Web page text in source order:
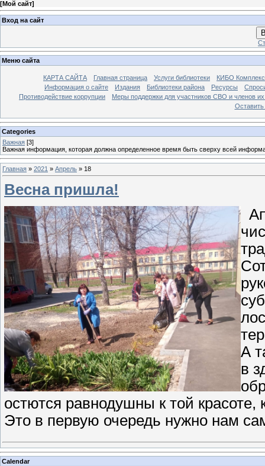
[Мой сайт]
Вход на сайт
Меню сайта
КАРТА САЙТА Главная страница Услуги библиотеки
КИБО
Информация о сайте
Издания Библиотеки района Ресурсы
Противодействие коррупции
Меры поддержки для участников СВО и членов
Оставить
Categories
Важная [3]
Важная информация, которая должна определенное время быть сверху всей
Главная » 2021 » Апрель » 18
Весна пришла!
А
в
остются равнодушны к той красоте,
Это в первую очередь нужно нам
Calendar